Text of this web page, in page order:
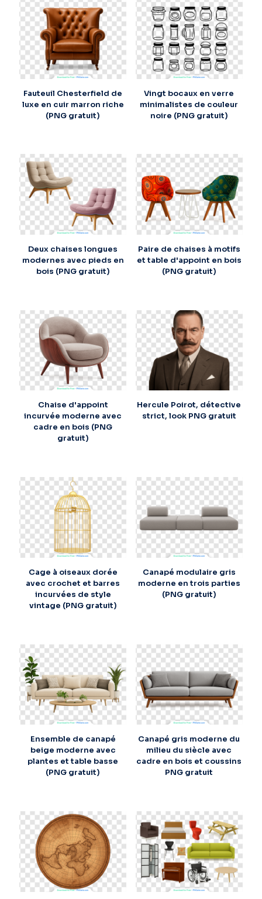
Fauteuil Chesterfield de
luxe en cuir marron riche
(PNG gratuit)
Vingt bocaux en verre
minimalistes de couleur
noire (PNG gratuit)
Deux chaises longues
modernes avec pieds en
bois (PNG gratuit)
Paire de chaises à motifs
et table d'appoint en bois
(PNG gratuit)
Chaise d'appoint
incurvée moderne avec
cadre en bois (PNG
gratuit)
Hercule Poirot, détective
strict, look PNG gratuit
Cage à oiseaux dorée
avec crochet et barres
incurvées de style
vintage (PNG gratuit)
Canapé modulaire gris
moderne en trois parties
(PNG gratuit)
Ensemble de canapé
beige moderne avec
plantes et table basse
(PNG gratuit)
Canapé gris moderne du
milieu du siècle avec
cadre en bois et coussins
PNG gratuit